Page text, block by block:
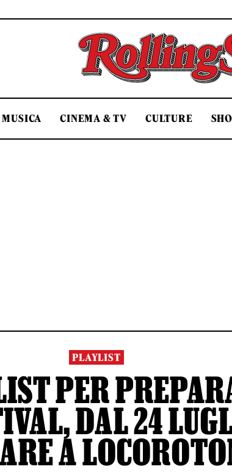
MUSICA CINEMA & TV CULTURE
PLAYLIST
PER
DAL 24
A